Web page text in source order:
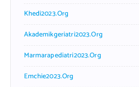
Khedi2023.org
Akademikgeriatri2023.org
Marmarapediatri2023.org
Emchie2023.org